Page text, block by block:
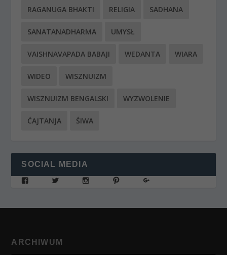
RAGANUGA BHAKTI RELIGIA SADHANA
SANATANADHARMA UMYSŁ
VAISHNAVAPADA BABAJI WEDANTA WIARA
WIDEO WISZNUIZM
WISZNUIZM BENGALSKI WYZWOLENIE
ĆAJTANJA ŚIWA
SOCIAL MEDIA
ARCHIWUM